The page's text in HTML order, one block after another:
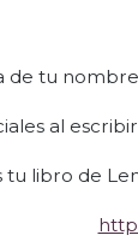
de tu
al
tu libro de